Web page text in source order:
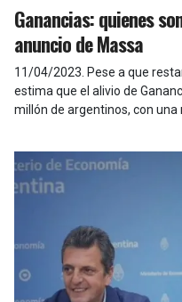
Ganancias: quienes
anuncio de Massa
11/04/2023 Pese a que
estima que el alivio de
millón de argentinos, con una